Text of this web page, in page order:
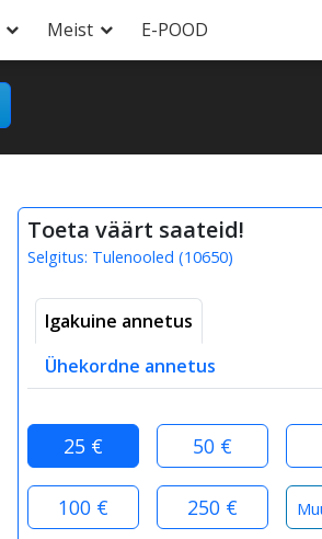
Meist E-POOD
Toeta väärt saateid!
Selgitus: Tulenooled (10650)
Igakuine annetus
Ühekordne annetus
25 € 50 €
100 € 250 €